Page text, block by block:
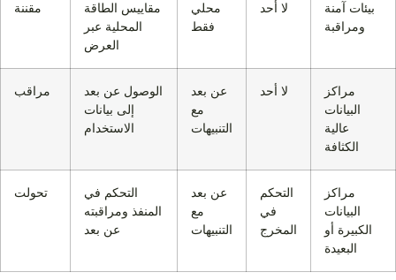
مقننة
مقاييس الطاقة
المحلية عبر
العرض
محلي
فقط
لا أحد
بيئات آمنة
ومراقبة
مراقب
الوصول عن بعد
إلى بيانات
الاستخدام
عن بعد
مع
التنبيهات
لا أحد
مراكز
البيانات
عالية
الكثافة
تحولت
التحكم في
المنفذ ومراقبته
عن بعد
عن بعد
مع
التنبيهات
التحكم
في
المخرج
مراكز
البيانات
الكبيرة أو
البعيدة